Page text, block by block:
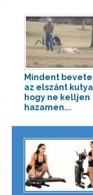
Mindent
az elszánt
hogy ne kelljen
hazamen...